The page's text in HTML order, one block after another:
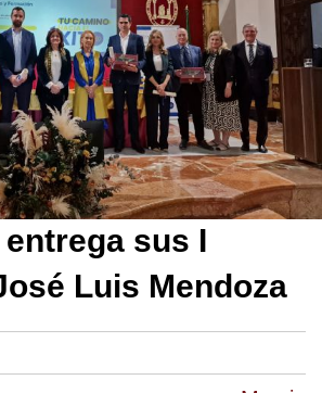
entrega sus I
Luis Mendoza